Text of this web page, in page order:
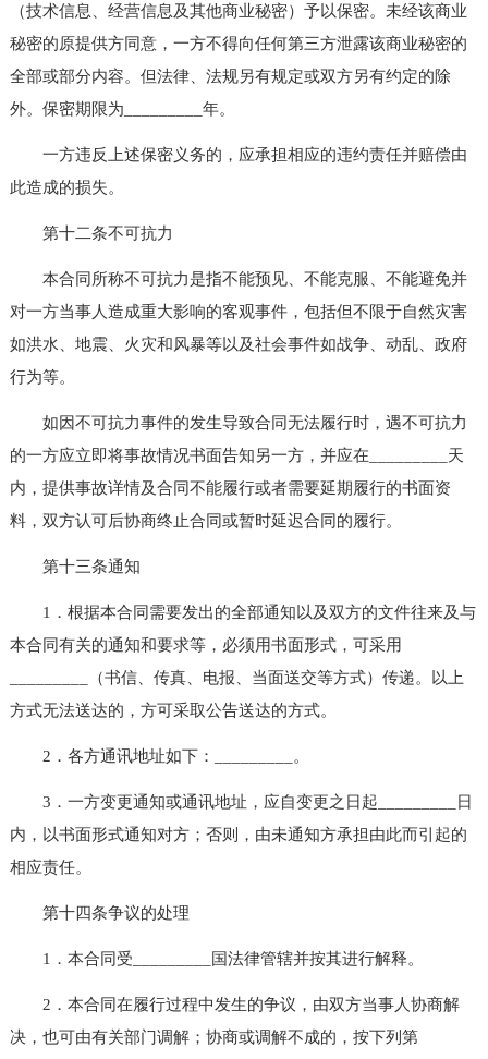
（技术信息、经营信息及其他商业秘密）予以保密。未经该商业
秘密的原提供方同意，一方不得向任何第三方泄露该商业秘密的
全部或部分内容。但法律、法规另有规定或双方另有约定的除
外。保密期限为_________年。
一方违反上述保密义务的，应承担相应的违约责任并赔偿由
此造成的损失。
第十二条不可抗力
本合同所称不可抗力是指不能预见、不能克服、不能避免并
对一方当事人造成重大影响的客观事件，包括但不限于自然灾害
如洪水、地震、火灾和风暴等以及社会事件如战争、动乱、政府
行为等。
如因不可抗力事件的发生导致合同无法履行时，遇不可抗力
的一方应立即将事故情况书面告知另一方，并应在_________天
内，提供事故详情及合同不能履行或者需要延期履行的书面资
料，双方认可后协商终止合同或暂时延迟合同的履行。
第十三条通知
1．根据本合同需要发出的全部通知以及双方的文件往来及与
本合同有关的通知和要求等，必须用书面形式，可采用
_________（书信、传真、电报、当面送交等方式）传递。以上
方式无法送达的，方可采取公告送达的方式。
2．各方通讯地址如下：_________。
3．一方变更通知或通讯地址，应自变更之日起_________日
内，以书面形式通知对方；否则，由未通知方承担由此而引起的
相应责任。
第十四条争议的处理
1．本合同受_________国法律管辖并按其进行解释。
2．本合同在履行过程中发生的争议，由双方当事人协商解
决，也可由有关部门调解；协商或调解不成的，按下列第